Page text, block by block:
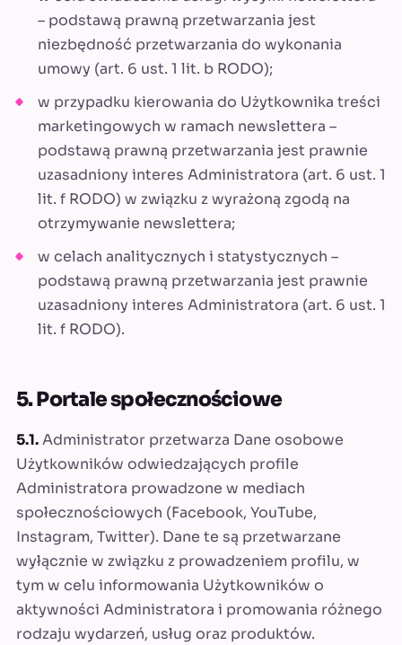
– podstawą prawną przetwarzania jest
niezbędność przetwarzania do wykonania
umowy (art. 6 ust. 1 lit. b RODO);
w przypadku kierowania do Użytkownika treści
marketingowych w ramach newslettera –
podstawą prawną przetwarzania jest prawnie
uzasadniony interes Administratora (art. 6 ust. 1
lit. f RODO) w związku z wyrażoną zgodą na
otrzymywanie newslettera;
w celach analitycznych i statystycznych –
podstawą prawną przetwarzania jest prawnie
uzasadniony interes Administratora (art. 6 ust. 1
lit. f RODO).
5. Portale społecznościowe
5.1.Administrator przetwarza Dane osobowe
Użytkowników odwiedzających profile
Administratora prowadzone w mediach
społecznościowych (Facebook, YouTube,
Instagram, Twitter). Dane te są przetwarzane
wyłącznie w związku z prowadzeniem profilu, w
tym w celu informowania Użytkowników o
aktywności Administratora i promowania różnego
rodzaju wydarzeń, usług oraz produktów.